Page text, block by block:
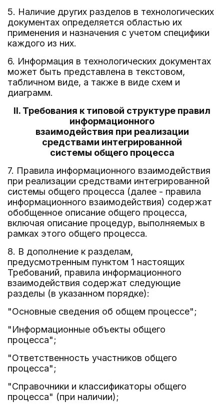
5. Наличие других разделов в технологических
документах определяется областью их
применения и назначения с учетом специфики
каждого из них.
6. Информация в технологических документах
может быть представлена в текстовом,
табличном виде, а также в виде схем и
диаграмм.
II. Требования к типовой структуре правил
информационного
взаимодействия при реализации
средствами интегрированной
системы общего процесса
7. Правила информационного взаимодействия
при реализации средствами интегрированной
системы общего процесса (далее - правила
информационного взаимодействия) содержат
обобщенное описание общего процесса,
включая описание процедур, выполняемых в
рамках этого общего процесса.
8. В дополнение к разделам,
предусмотренным пунктом 1 настоящих
Требований, правила информационного
взаимодействия содержат следующие
разделы (в указанном порядке):
"Основные сведения об общем процессе";
"Информационные объекты общего
процесса";
"Ответственность участников общего
процесса";
"Справочники и классификаторы общего
процесса" (при наличии);